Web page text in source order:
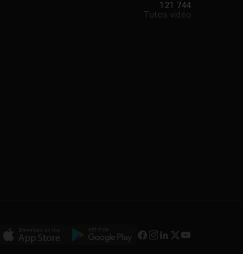
121 744
Tutos vidéo